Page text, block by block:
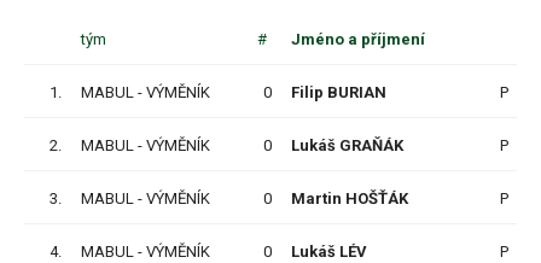
tým # Jméno a příjmení
1. MABUL - VÝMĚNÍK 0 Filip BURIAN P
2. MABUL - VÝMĚNÍK 0 Lukáš GRAŇÁK P
3. MABUL - VÝMĚNÍK 0 Martin HOŠŤÁK P
4. MABUL - VÝMĚNÍK 0 Lukáš LÉV P